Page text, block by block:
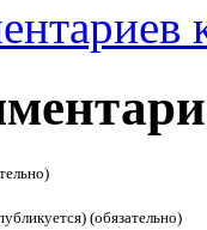
(обязательно)